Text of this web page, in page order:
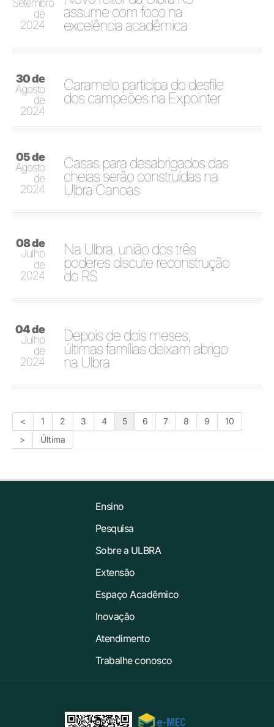
Setembro
de
2024
assume com foco na
excelência acadêmica
30 de
Agosto
de
2024
Caramelo participa do desfile
dos campeões na Expointer
05 de
Agosto
de
2024
Casas para desabrigados das
cheias serão construídas na
Ulbra Canoas
08 de
Julho
de
2024
Na Ulbra, união dos três
poderes discute reconstrução
do RS
04 de
Julho
de
2024
Depois de dois meses,
últimas famílias deixam abrigo
na Ulbra
< 1 2 3 4 5 6 7 8 9
10
>
Última
Ensino
Pesquisa
Sobre a ULBRA
Extensão
Espaço Acadêmico
Inovação
Atendimento
Trabalhe conosco